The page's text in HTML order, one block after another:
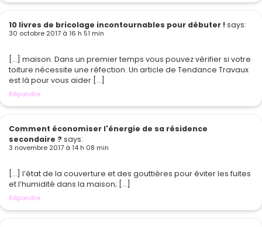
10 livres de bricolage incontournables pour débuter !says:
30 octobre 2017 à 16 h 51 min
[…] maison. Dans un premier temps vous pouvez vérifier si votre
toiture nécessite une réfection. Un article de Tendance Travaux
est là pour vous aider […]
Répondre
Comment économiser l'énergie de sa résidence
secondaire ?says:
3 novembre 2017 à 14 h 08 min
[…] l’état de la couverture et des gouttières pour éviter les fuites
et l’humidité dans la maison; […]
Répondre